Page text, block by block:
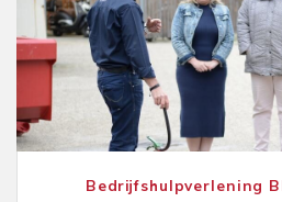
Bedrijfshulpverlening